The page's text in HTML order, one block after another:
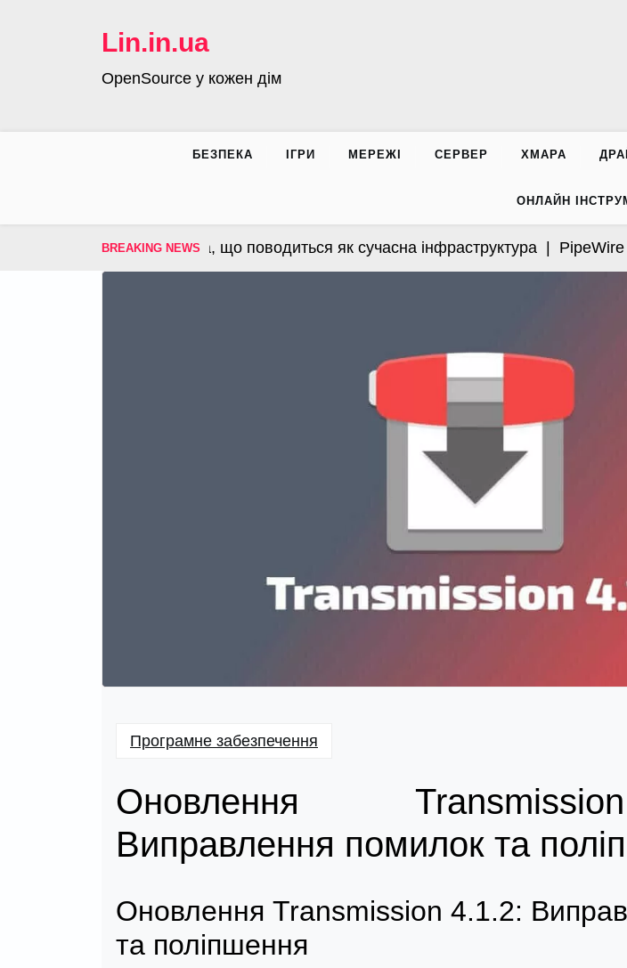
Lin.in.ua
OpenSource у кожен дім
БЕЗПЕКА ІГРИ МЕРЕЖІ СЕРВЕР ХМАРА
ОНЛАЙН
BREAKING NEWS
– операційна система, що поводиться як сучасна інфраструктура |PipeWire
Програмне забезпечення
Оновлення
Виправлення помилок та
Оновлення Transmission 4.1.2:
та поліпшення